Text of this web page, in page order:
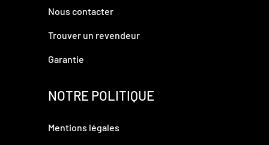
Nous contacter
Trouver un revendeur
Garantie
NOTRE POLITIQUE
Mentions légales